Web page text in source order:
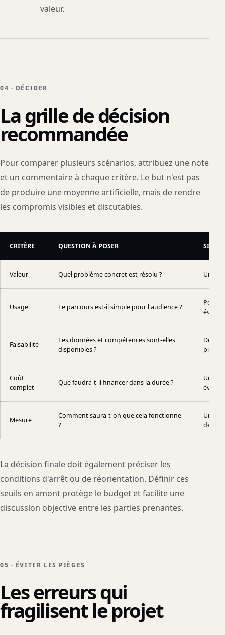
valeur.
04 · DÉCIDER
La grille de décision
recommandée
Pour comparer plusieurs scénarios, attribuez une note
et un commentaire à chaque critère. Le but n'est pas
de produire une moyenne artificielle, mais de rendre
les compromis visibles et discutables.
CRITÈRE QUESTION À POSER
Valeur Quel problème concret est résolu ? Un
Usage Le parcours est-il simple pour l'audience ?
Peu
Faisabilité
Les données et compétences sont-elles
disponibles ?
Des
Coût
complet
Que faudra-t-il financer dans la durée ?
Un
Mesure
Comment saura-t-on que cela fonctionne
?
Une
La décision finale doit également préciser les
conditions d'arrêt ou de réorientation. Définir ces
seuils en amont protège le budget et facilite une
discussion objective entre les parties prenantes.
05 · ÉVITER LES PIÈGES
Les erreurs qui
fragilisent le projet